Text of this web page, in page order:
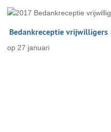
Fotoalbum
Bedankreceptie vrijwilligers
op27 januari